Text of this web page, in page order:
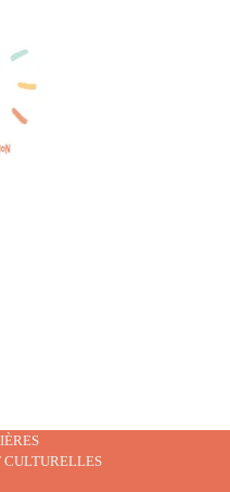
CULTURELLES